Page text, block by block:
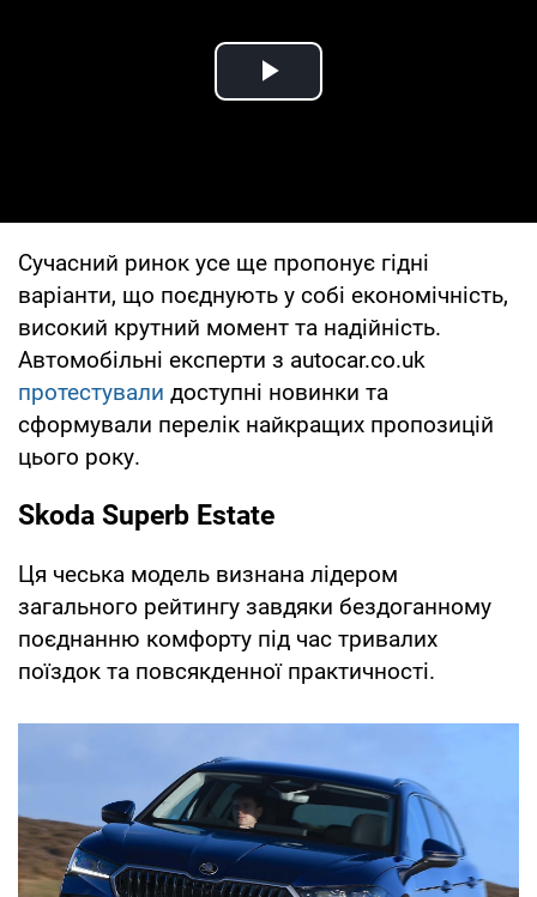
Play Video
Сучасний ринок усе ще пропонує гідні
варіанти, що поєднують у собі економічність,
високий крутний момент та надійність.
Автомобільні експерти з autocar.co.uk
протестували доступні новинки та
сформували перелік найкращих пропозицій
цього року.
Skoda Superb Estate
Ця чеська модель визнана лідером
загального рейтингу завдяки бездоганному
поєднанню комфорту під час тривалих
поїздок та повсякденної практичності.